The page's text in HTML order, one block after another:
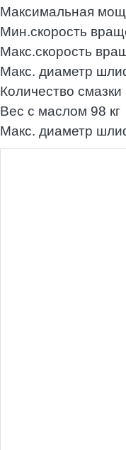
Максимальная
Мин.скорость
Макс.скорость
Макс. диаметр
Количество смазки
Вес с маслом 98 кг
Макс. диаметр